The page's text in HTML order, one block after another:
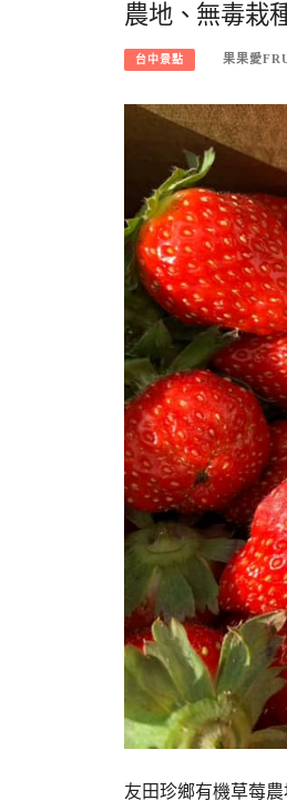
農地、無毒栽
台中景點 果果愛
友田珍鄉有機草莓